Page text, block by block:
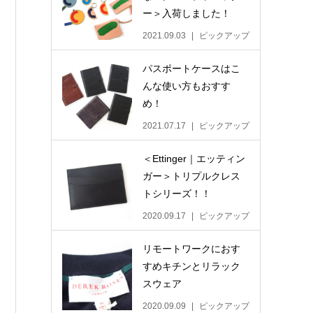
ー＞入荷しました！
2021.09.03 ピックアップ
パスポートケースはこ
んな使い方もおすす
め！
2021.07.17 ピックアップ
＜Ettinger｜エッティン
ガー＞トリプルクレス
トシリーズ！！
2020.09.17 ピックアップ
リモートワークにおす
すめキチンとリラック
スウェア
2020.09.09 ピックアップ